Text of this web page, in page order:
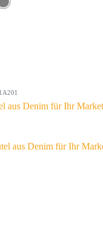
aus Denim für Ihr